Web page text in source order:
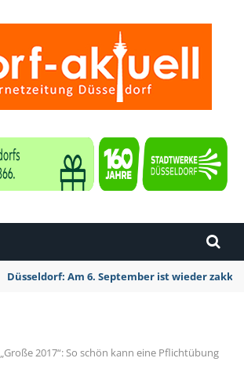
Düsseldorf Kalkum: Bei
„Große 2017“: So schön kann eine Pflichtübung